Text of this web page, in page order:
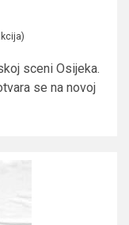
sceni Osijeka.
se na novoj